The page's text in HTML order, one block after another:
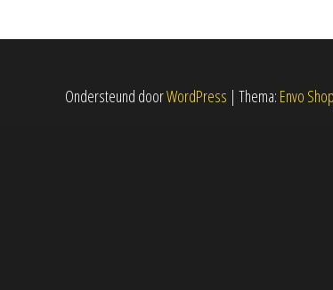
Ondersteund doorWordPress | Thema: Envo Shop